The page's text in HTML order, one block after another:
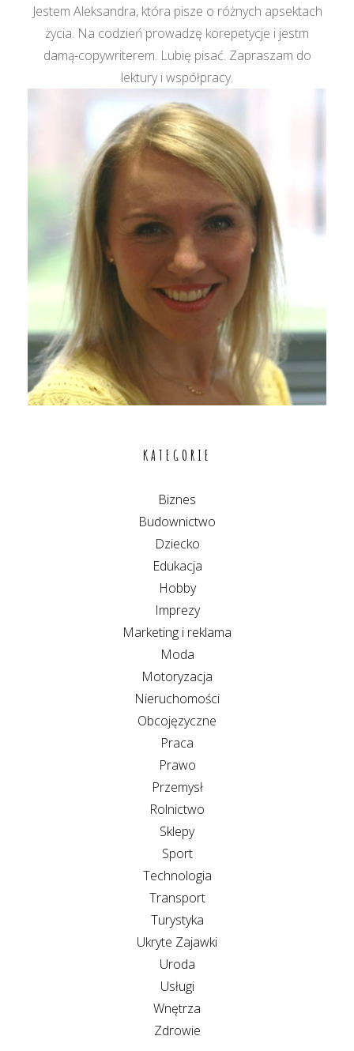
Jestem Aleksandra, która pisze o różnych apsektach
życia. Na codzień prowadzę korepetycje i jestm
damą-copywriterem. Lubię pisać. Zapraszam do
lektury i współpracy.
KATEGORIE
Biznes
Budownictwo
Dziecko
Edukacja
Hobby
Imprezy
Marketing i reklama
Moda
Motoryzacja
Nieruchomości
Obcojęzyczne
Praca
Prawo
Przemysł
Rolnictwo
Sklepy
Sport
Technologia
Transport
Turystyka
Ukryte Zajawki
Uroda
Usługi
Wnętrza
Zdrowie